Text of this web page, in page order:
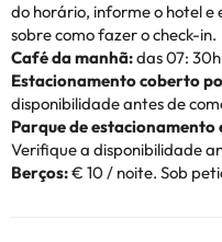
do horário, informe o hotel e
sobre como fazer o check-in.
Café da manhã:das 07: 30h
Estacionamento coberto
disponibilidade antes de
Parque de
Verifique a disponibilidade
Berços:€ 10 / noite. Sob